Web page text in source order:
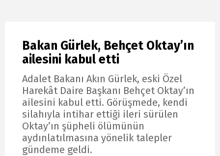
Bakan Gürlek, Behçet Oktay’ın
ailesini kabul etti
Adalet Bakanı Akın Gürlek, eski Özel
Harekât Daire Başkanı Behçet Oktay’ın
ailesini kabul etti. Görüşmede, kendi
silahıyla intihar ettiği ileri sürülen
Oktay’ın şüpheli ölümünün
aydınlatılmasına yönelik talepler
gündeme geldi.